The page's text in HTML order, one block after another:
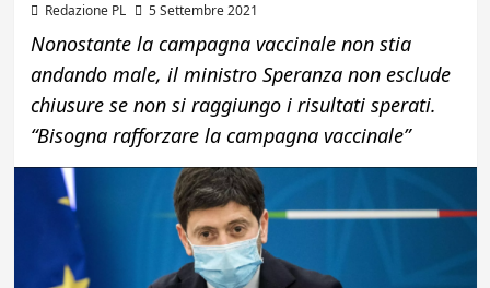
Redazione PL 5 Settembre 2021
Nonostante la campagna vaccinale non stia
andando male, il ministro Speranza non esclude
chiusure se non si raggiungo i risultati sperati.
“Bisogna rafforzare la campagna vaccinale”